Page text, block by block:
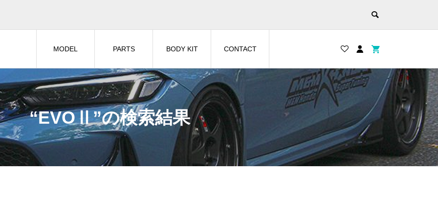
MODEL PARTS BODY KIT CONTACT
“EVOⅡ”の検索結果